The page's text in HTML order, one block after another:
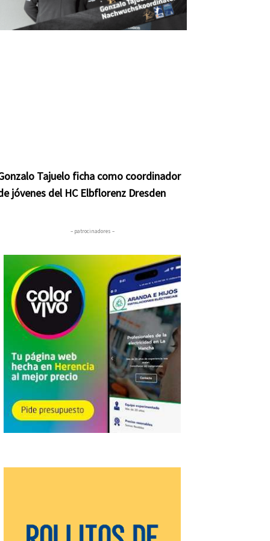
Tajuelo ficha como coordinador
jóvenes del HC Elbflorenz Dresden
– patrocinadores –